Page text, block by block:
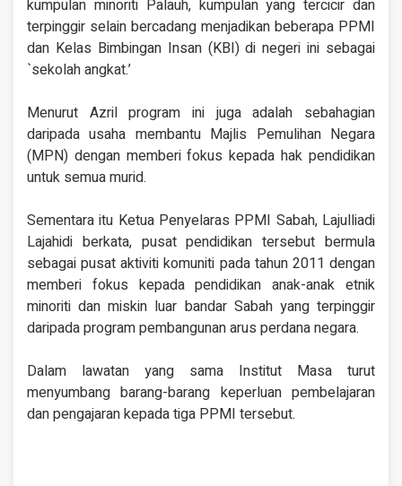
kumpulan minoriti Palauh, kumpulan yang tercicir dan
terpinggir selain bercadang menjadikan beberapa PPMI
dan Kelas Bimbingan Insan (KBI) di negeri ini sebagai
`sekolah angkat.’
Menurut Azril program ini juga adalah sebahagian
daripada usaha membantu Majlis Pemulihan Negara
(MPN) dengan memberi fokus kepada hak pendidikan
untuk semua murid.
Sementara itu Ketua Penyelaras PPMI Sabah, Lajulliadi
Lajahidi berkata, pusat pendidikan tersebut bermula
sebagai pusat aktiviti komuniti pada tahun 2011 dengan
memberi fokus kepada pendidikan anak-anak etnik
minoriti dan miskin luar bandar Sabah yang terpinggir
daripada program pembangunan arus perdana negara.
Dalam lawatan yang sama Institut Masa turut
menyumbang barang-barang keperluan pembelajaran
dan pengajaran kepada tiga PPMI tersebut.